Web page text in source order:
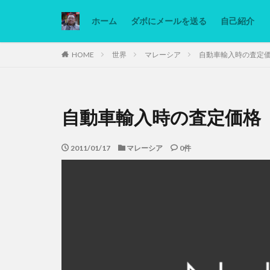
ホーム ダボにメールを送る 自己紹介
HOME 世界 マレーシア 自動車輸入時の査定
自動車輸入時の査定価格
2011/01/17 マレーシア 0件
カテゴリー
Ninjatrader